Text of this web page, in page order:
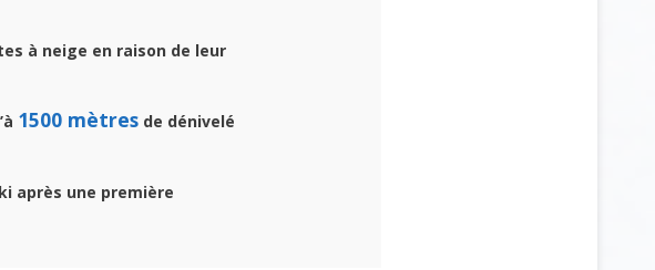
à neige en raison de leur
1500 mètresde dénivelé
après une première